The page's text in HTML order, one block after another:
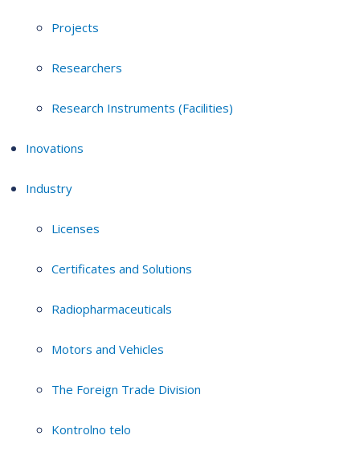
Projects
Researchers
Research Instruments (Facilities)
Inovations
Industry
Licenses
Certificates and Solutions
Radiopharmaceuticals
Motors and Vehicles
The Foreign Trade Division
Kontrolno telo